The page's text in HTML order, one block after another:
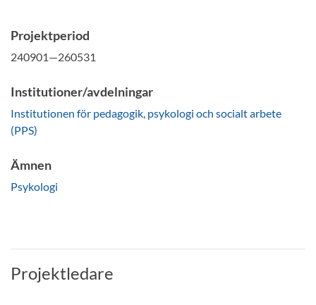
Projektperiod
240901—260531
Institutioner/avdelningar
Institutionen för pedagogik, psykologi och socialt arbete
(PPS)
Ämnen
Psykologi
Projektledare